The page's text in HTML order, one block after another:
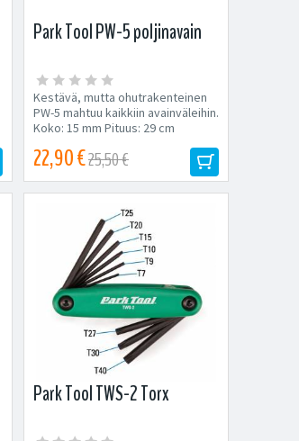
Park Tool PW-5 poljinavain
Kestävä, mutta ohutrakenteinen
PW-5 mahtuu kaikkiin avainväleihin.
Koko: 15 mm Pituus: 29 cm
22,90 €25,50 €
Park Tool TWS-2 Torx